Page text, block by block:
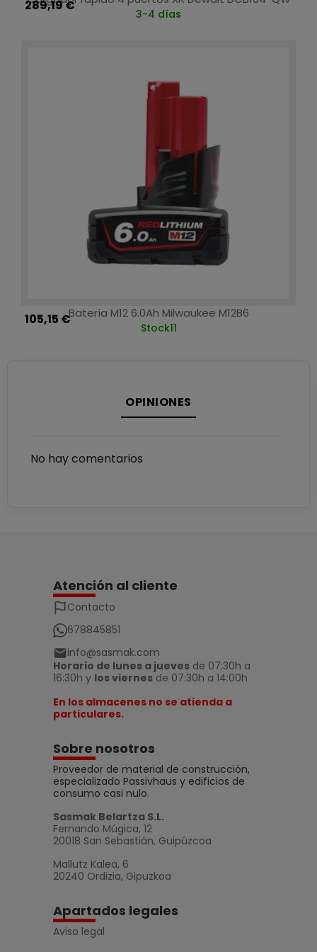
289,19 €
3-4 días
Batería M12 6.0Ah Milwaukee M12B6
105,15 €
Stock11
OPINIONES
No hay comentarios
Atención al cliente
Contacto
678845851
info@sasmak.com
Horario de lunes a jueves de 07:30h a
16:30h y los viernes de 07:30h a 14:00h
En los almacenes no se atienda a
particulares.
Sobre nosotros
Proveedor de material de construcción,
especializado Passivhaus y edificios de
consumo casi nulo.
Sasmak Belartza S.L.
Fernando Múgica, 12
20018 San Sebastián, Guipúzcoa
Mallutz Kalea, 6
20240 Ordizia, Gipuzkoa
Apartados legales
Aviso legal